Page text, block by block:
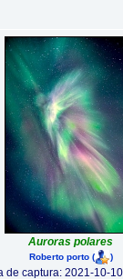
Auroras polares
Roberto porto( )
de captura: 2021-10-